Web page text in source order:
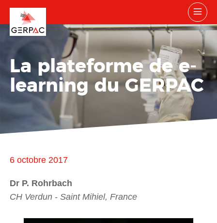
La plateforme de e-
learning du GERPAC
6 octobre 2017
Dr P. Rohrbach
CH Verdun - Saint Mihiel, France